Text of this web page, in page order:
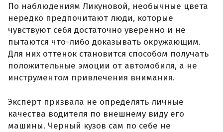
По наблюдениям Ликуновой, необычные цвета
нередко предпочитают люди, которые
чувствуют себя достаточно уверенно и не
пытаются что-либо доказывать окружающим.
Для них оттенок становится способом получать
положительные эмоции от автомобиля, а не
инструментом привлечения внимания.
Эксперт призвала не определять личные
качества водителя по внешнему виду его
машины. Черный кузов сам по себе не